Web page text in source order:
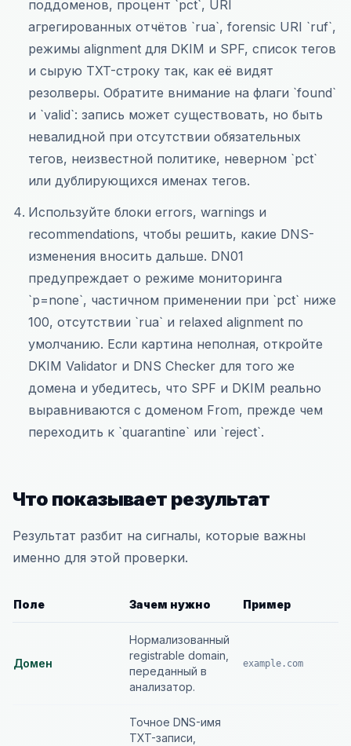
поддоменов, процент `pct`, URI
агрегированных отчётов `rua`, forensic URI `ruf`,
режимы alignment для DKIM и SPF, список тегов
и сырую TXT-строку так, как её видят
резолверы. Обратите внимание на флаги `found`
и `valid`: запись может существовать, но быть
невалидной при отсутствии обязательных
тегов, неизвестной политике, неверном `pct`
или дублирующихся именах тегов.
Используйте блоки errors, warnings и
recommendations, чтобы решить, какие DNS-
изменения вносить дальше. DN01
предупреждает о режиме мониторинга
`p=none`, частичном применении при `pct` ниже
100, отсутствии `rua` и relaxed alignment по
умолчанию. Если картина неполная, откройте
DKIM Validator и DNS Checker для того же
домена и убедитесь, что SPF и DKIM реально
выравниваются с доменом From, прежде чем
переходить к `quarantine` или `reject`.
Что показывает результат
Результат разбит на сигналы, которые важны
именно для этой проверки.
Поле Зачем нужно Пример
Домен
Нормализованный
registrable domain,
переданный в
анализатор.
example.com
Точное DNS-имя
TXT-записи,